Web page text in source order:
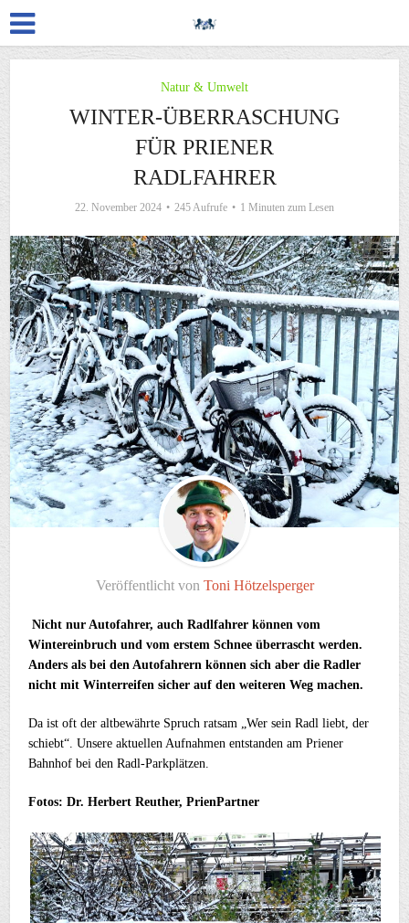
Natur & Umwelt
WINTER-ÜBERRASCHUNG
FÜR PRIENER
RADLFAHRER
22. November 2024 245 Aufrufe 1 Minuten zum Lesen
Veröffentlicht von Toni Hötzelsperger
Nicht nur Autofahrer, auch Radlfahrer können vom
Wintereinbruch und vom erstem Schnee überrascht werden.
Anders als bei den Autofahrern können sich aber die Radler
nicht mit Winterreifen sicher auf den weiteren Weg machen.
Da ist oft der altbewährte Spruch ratsam „Wer sein Radl liebt, der
schiebt“. Unsere aktuellen Aufnahmen entstanden am Priener
Bahnhof bei den Radl-Parkplätzen.
Fotos: Dr. Herbert Reuther, PrienPartner